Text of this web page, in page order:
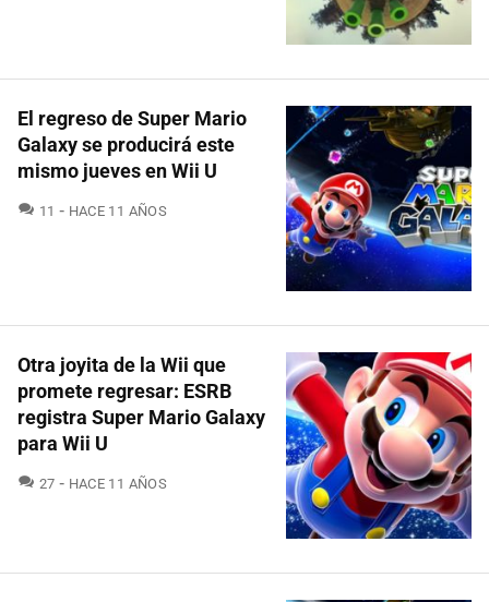
El regreso de Super Mario
Galaxy se producirá este
mismo jueves en Wii U
11 COMENTARIOS
HACE 11 AÑOS
Otra joyita de la Wii que
promete regresar: ESRB
registra Super Mario Galaxy
para Wii U
27 COMENTARIOS
HACE 11 AÑOS